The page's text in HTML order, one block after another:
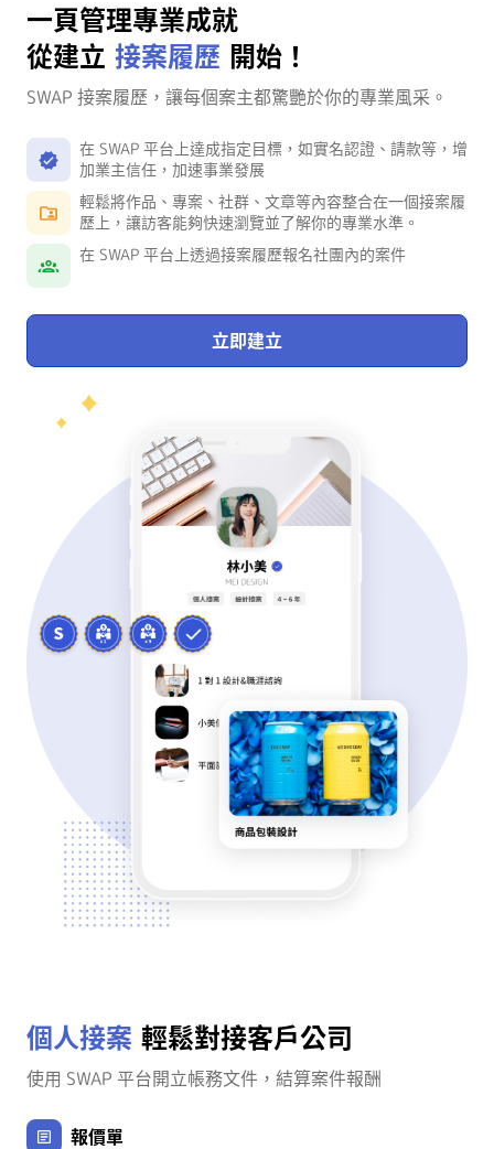
一頁管理專業成就
從建立 接案履歷 開始！
SWAP 接案履歷，讓每個案主都驚艷於你的專業風采。
在 SWAP 平台上達成指定目標，如實名認證、請款等，增
加業主信任，加速事業發展
輕鬆將作品、專案、社群、文章等內容整合在一個接案履
歷上，讓訪客能夠快速瀏覽並了解你的專業水準。
在 SWAP 平台上透過接案履歷報名社團內的案件
立即建立
個人接案 輕鬆對接客戶公司
使用 SWAP 平台開立帳務文件，結算案件報酬
報價單